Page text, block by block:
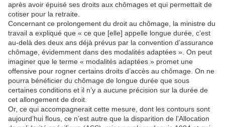
après avoir épuisé ses droits aux chômages et qui permettait de
cotiser pour la retraite.
Concernant ce prolongement du droit au chômage, la ministre du
travail a expliqué que « ce que [elle] appelle longue durée, c’est
au-delà des deux ans déjà prévus par la convention d’assurance
chômage, évidemment dans des modalités adaptées ». On peut
imaginer que le terme « modalités adaptées » promet une
offensive pour rogner certains droits d’accès au chômage. On ne
pourra bénéficier du chômage de longue durée que sous
certaines conditions et il n’y a aucune précision sur la durée de
cet allongement de droit.
Or, ce qui accompagnerait cette mesure, dont les contours sont
aujourd’hui flous, ce n’est autre que la disparition de l’Allocation